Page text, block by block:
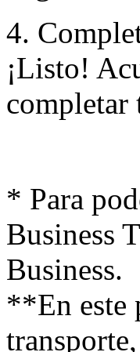
4.
¡Listo!
completar
* Para
Business
Business.
**En este